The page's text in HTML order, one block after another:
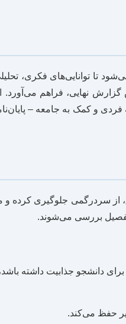
تا توانایی‌های فکری،
نهایی، فراهم می‌آورد.
و کمک به جامعه –
از سردرگمی جلوگیری کرده
بررسی می‌شوند.
دانشجو جذابیت داشته
حفظ می‌کند.